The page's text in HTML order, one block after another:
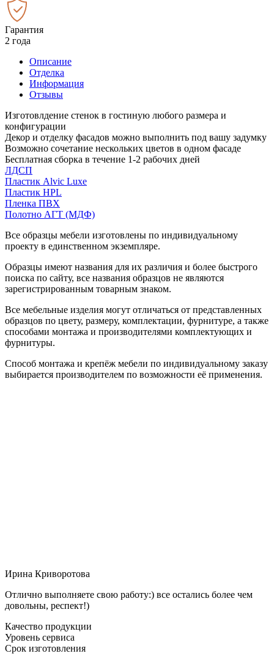
Гарантия
2 года
Описание
Отделка
Информация
Отзывы
Изготовлдение стенок в гостиную любого размера и
конфигурации
Декор и отделку фасадов можно выполнить под вашу задумку
Возможно сочетание нескольких цветов в одном фасаде
Бесплатная сборка в течение 1-2 рабочих дней
ЛДСП
Пластик Alvic Luxe
Пластик HPL
Пленка ПВХ
Полотно АГТ (МДФ)
Все образцы мебели изготовлены по индивидуальному
проекту в единственном экземпляре.
Образцы имеют названия для их различия и более быстрого
поиска по сайту, все названия образцов не являются
зарегистрированным товарным знаком.
Все мебельные изделия могут отличаться от представленных
образцов по цвету, размеру, комплектации, фурнитуре, а также
способами монтажа и производителями комплектующих и
фурнитуры.
Способ монтажа и крепёж мебели по индивидуальному заказу
выбирается производителем по возможности её применения.
Ирина Криворотова
Отлично выполняете свою работу:) все остались более чем
довольны, респект!)
Качество продукции
Уровень сервиса
Срок изготовления